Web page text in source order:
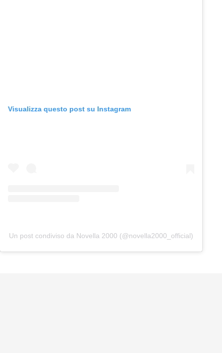
Visualizza questo post su Instagram
Un post condiviso da Novella 2000 (@novella2000_official)